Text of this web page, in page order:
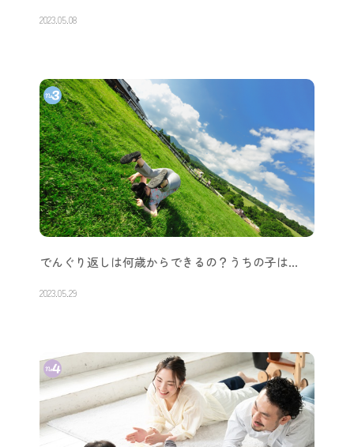
2023.05.08
でんぐり返しは何歳からできるの？うちの子は…
2023.05.29